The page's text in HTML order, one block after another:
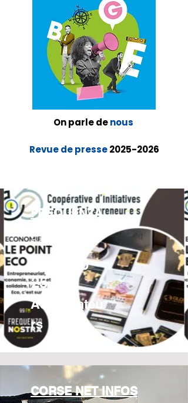
On parle denous
Revue de presse 2025-2026
FREQUENZA
Radio Podcast
23/06/20
25
Accelerateu
rs
CORSE NET INFOS